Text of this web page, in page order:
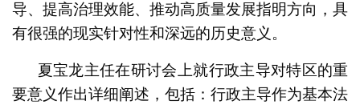
导、提高治理效能、推动高质量发展指明方向，具
有很强的现实针对性和深远的历史意义。
夏宝龙主任在研讨会上就行政主导对特区的重
要意义作出详细阐述，包括：行政主导作为基本法